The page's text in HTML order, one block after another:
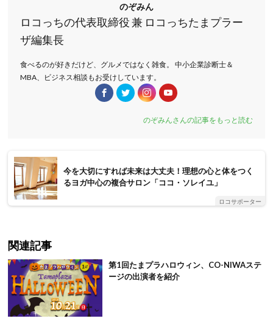
のぞみん
ロコっちの代表取締役 兼 ロコっちたまプラー
ザ編集長
食べるのが好きだけど、グルメではなく雑食。 中小企業診断士＆
MBA、ビジネス相談もお受けしています。
のぞみんさんの記事をもっと読む
今を大切にすれば未来は大丈夫！理想の心と体をつく
るヨガ中心の複合サロン「ココ・ソレイユ」
ロコサポーター
関連記事
第1回たまプラハロウィン、CO-NIWAステ
ージの出演者を紹介